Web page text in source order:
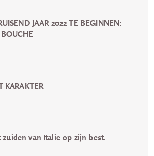
JAAR 2022 TE BEGINNEN:
KARAKTER
zuiden van Italie op zijn best.